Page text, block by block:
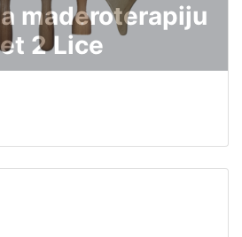
maderoterapiju
2 Lice